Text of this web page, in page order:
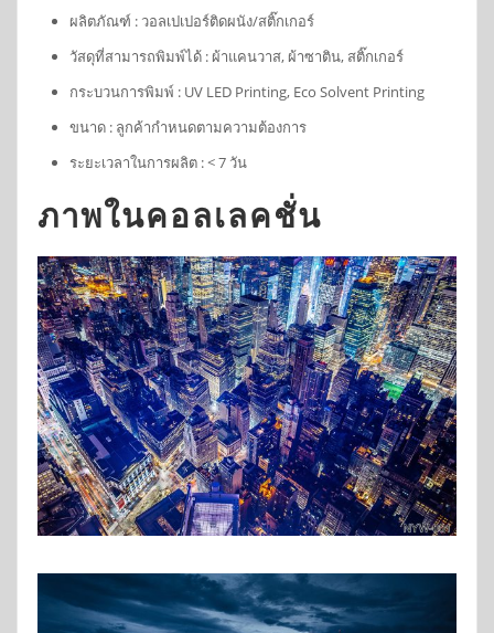
ผลิตภัณฑ์ : วอลเปเปอร์ติดผนัง/สติ๊กเกอร์
วัสดุที่สามารถพิมพ์ได้ : ผ้าแคนวาส, ผ้าซาติน, สติ๊กเกอร์
กระบวนการพิมพ์ : UV LED Printing, Eco Solvent Printing
ขนาด : ลูกค้ากำหนดตามความต้องการ
ระยะเวลาในการผลิต : < 7 วัน
ภาพในคอลเลคชั่น